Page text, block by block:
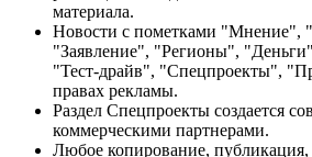
материала.
Новости с пометками "Мнение",
"Заявление", "Регионы",
"Тест-драйв", "Спецпроекты",
правах рекламы.
Раздел Спецпроекты создается
коммерческими партнерами.
Любое копирование, публикация,